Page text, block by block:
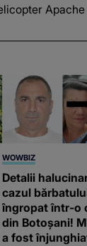
WOWBIZ
Detalii
cazul
îngropat într-o
din Botoșani!
a fost